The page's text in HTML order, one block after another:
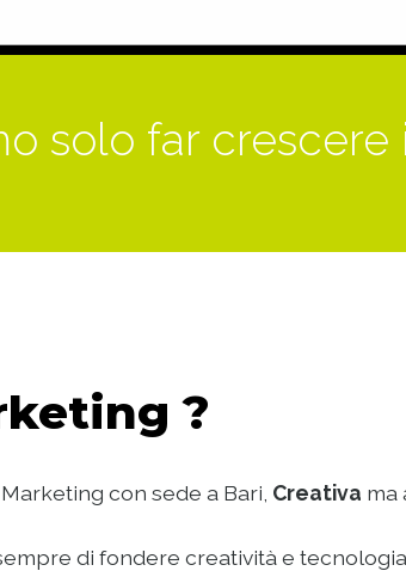
solo far crescere
?
con sede a Bari, Creativa ma
di fondere creatività e